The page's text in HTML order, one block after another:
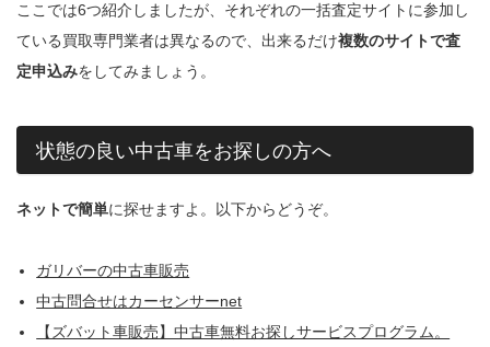
ここでは6つ紹介しましたが、それぞれの一括査定サイトに参加し
ている買取専門業者は異なるので、出来るだけ複数のサイトで査
定申込みをしてみましょう。
状態の良い中古車をお探しの方へ
ネットで簡単に探せますよ。以下からどうぞ。
ガリバーの中古車販売
中古問合せはカーセンサーnet
【ズバット車販売】中古車無料お探しサービスプログラム。